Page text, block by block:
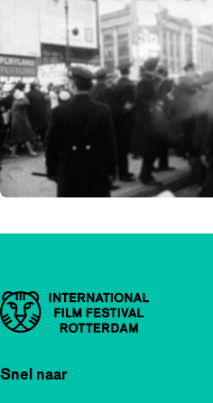
Belangrijke links
Snel naar